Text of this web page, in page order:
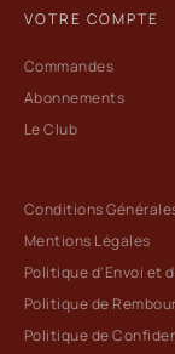
VOTRE COMPTE
Commandes
Abonnements
Le Club
Conditions
Mentions Légales
Politique d'Envoi et
Politique de
Politique de